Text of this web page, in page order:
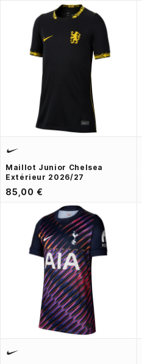
Maillot Junior Chelsea
Extérieur 2026/27
85,00 €